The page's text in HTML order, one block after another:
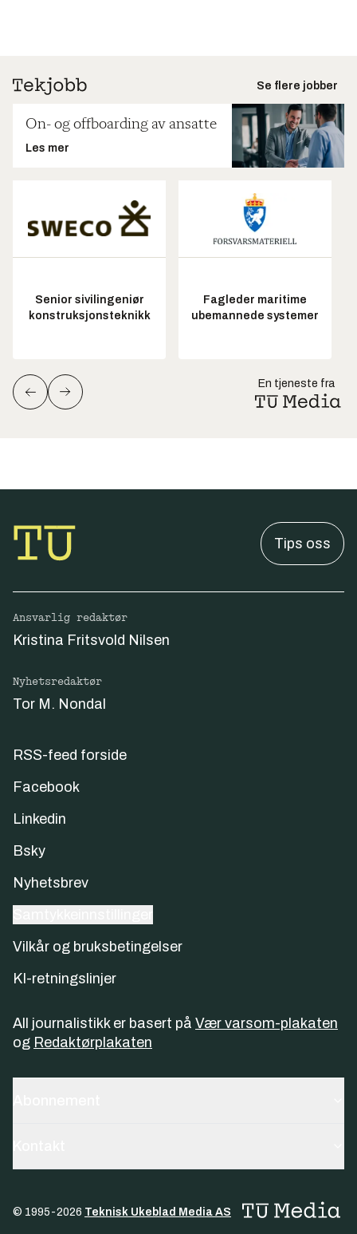
Se flere jobber
On- og offboarding av ansatte
Les mer
Senior sivilingeniør
konstruksjonsteknikk
Fagleder maritime
ubemannede systemer
En tjeneste fra
Tips oss
Ansvarlig redaktør
Kristina Fritsvold Nilsen
Nyhetsredaktør
Tor M. Nondal
RSS-feed forside
Facebook
Linkedin
Bsky
Nyhetsbrev
Vilkår og bruksbetingelser
KI-retningslinjer
All journalistikk er basert på Vær varsom-plakaten
og Redaktørplakaten
© 1995-2026 Teknisk Ukeblad Media AS